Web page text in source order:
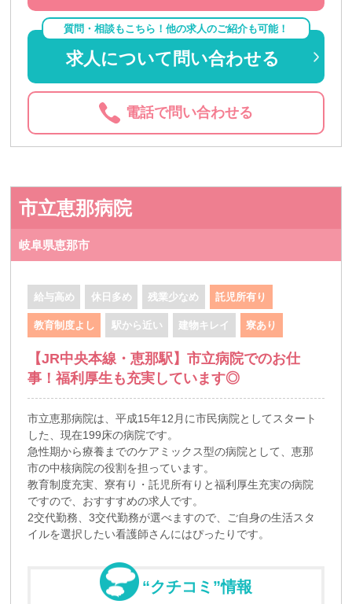
質問・相談もこちら！他の求人のご紹介も可能！
求人について問い合わせる
電話で問い合わせる
市立恵那病院
岐阜県恵那市
給与高め 休日多め 残業少なめ 託児所有り
教育制度よし 駅から近い 建物キレイ 寮あり
【JR中央本線・恵那駅】市立病院でのお仕
事！福利厚生も充実しています◎
市立恵那病院は、平成15年12月に市民病院としてスタート
した、現在199床の病院です。
急性期から療養までのケアミックス型の病院として、恵那
市の中核病院の役割を担っています。
教育制度充実、寮有り・託児所有りと福利厚生充実の病院
ですので、おすすすめの求人です。
2交代勤務、3交代勤務が選べますので、ご自身の生活スタ
イルを選択したい看護師さんにはぴったりです。
“クチコミ”情報